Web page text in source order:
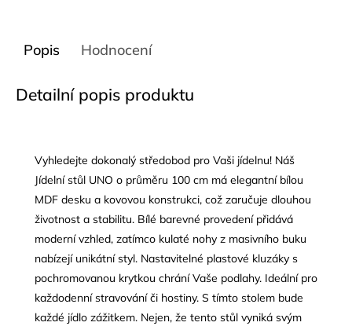
Popis Hodnocení
Detailní popis produktu
Vyhledejte dokonalý středobod pro Vaši jídelnu! Náš
Jídelní stůl UNO o průměru 100 cm má elegantní bílou
MDF desku a kovovou konstrukci, což zaručuje dlouhou
životnost a stabilitu. Bílé barevné provedení přidává
moderní vzhled, zatímco kulaté nohy z masivního buku
nabízejí unikátní styl. Nastavitelné plastové kluzáky s
pochromovanou krytkou chrání Vaše podlahy. Ideální pro
každodenní stravování či hostiny. S tímto stolem bude
každé jídlo zážitkem. Nejen, že tento stůl vyniká svým